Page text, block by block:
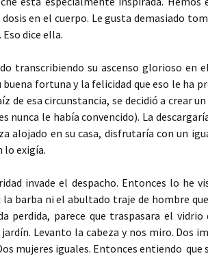
en el cuerpo. Le gusta demasiado
dice ella.
transcribiendo su ascenso glorioso en
buena fortuna y la felicidad que eso le ha
de esa circunstancia, se decidió a crear
nunca le había convencido). La
alojado en su casa, disfrutaría con un
lo exigía.
invade el despacho. Entonces lo he
barba ni el abultado traje de hombre
perdida, parece que traspasara el
Levanto la cabeza y nos miro. Dos
mujeres iguales. Entonces entiendo que